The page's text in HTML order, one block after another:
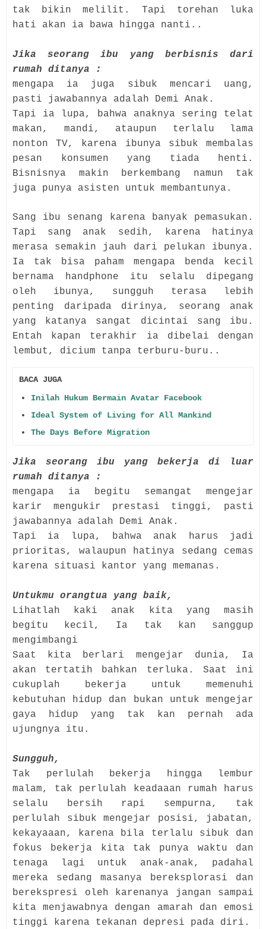
tak bikin melilit. Tapi torehan luka
hati akan ia bawa hingga nanti..
Jika seorang ibu yang berbisnis dari
rumah ditanya :
mengapa ia juga sibuk mencari uang,
pasti jawabannya adalah Demi Anak.
Tapi ia lupa, bahwa anaknya sering telat
makan, mandi, ataupun terlalu lama
nonton TV, karena ibunya sibuk membalas
pesan konsumen yang tiada henti.
Bisnisnya makin berkembang namun tak
juga punya asisten untuk membantunya.
Sang ibu senang karena banyak pemasukan.
Tapi sang anak sedih, karena hatinya
merasa semakin jauh dari pelukan ibunya.
Ia tak bisa paham mengapa benda kecil
bernama handphone itu selalu dipegang
oleh ibunya, sungguh terasa lebih
penting daripada dirinya, seorang anak
yang katanya sangat dicintai sang ibu.
Entah kapan terakhir ia dibelai dengan
lembut, dicium tanpa terburu-buru..
BACA JUGA
Inilah Hukum Bermain Avatar Facebook
Ideal System of Living for All Mankind
The Days Before Migration
Jika seorang ibu yang bekerja di luar
rumah ditanya :
mengapa ia begitu semangat mengejar
karir mengukir prestasi tinggi, pasti
jawabannya adalah Demi Anak.
Tapi ia lupa, bahwa anak harus jadi
prioritas, walaupun hatinya sedang cemas
karena situasi kantor yang memanas.
Untukmu orangtua yang baik,
Lihatlah kaki anak kita yang masih
begitu kecil, Ia tak kan sanggup
mengimbangi
Saat kita berlari mengejar dunia, Ia
akan tertatih bahkan terluka. Saat ini
cukuplah bekerja untuk memenuhi
kebutuhan hidup dan bukan untuk mengejar
gaya hidup yang tak kan pernah ada
ujungnya itu.
Sungguh,
Tak perlulah bekerja hingga lembur
malam, tak perlulah keadaaan rumah harus
selalu bersih rapi sempurna, tak
perlulah sibuk mengejar posisi, jabatan,
kekayaaan, karena bila terlalu sibuk dan
fokus bekerja kita tak punya waktu dan
tenaga lagi untuk anak-anak, padahal
mereka sedang masanya bereksplorasi dan
berekspresi oleh karenanya jangan sampai
kita menjawabnya dengan amarah dan emosi
tinggi karena tekanan depresi pada diri.